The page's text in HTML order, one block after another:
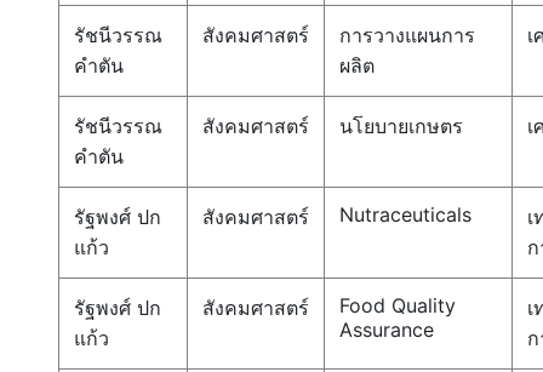
รัชนีวรรณ
คำตัน
สังคมศาสตร์
การวางแผนการ
ผลิต
รัชนีวรรณ
คำตัน
สังคมศาสตร์ นโยบายเกษตร
รัฐพงศ์ ปก
แก้ว
สังคมศาสตร์ Nutraceuticals
รัฐพงศ์ ปก
แก้ว
สังคมศาสตร์
Food Quality
Assurance